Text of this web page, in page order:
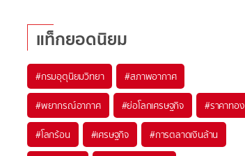
แท็กยอดนิยม
#กรมอุตุนิยมวิทยา #สภาพอากาศ
#พยากรณ์อากาศ #ย่อโลกเศรษฐกิจ #ราคาทอง
#โลกร้อน #เศรษฐกิจ #การตลาดเงินล้าน